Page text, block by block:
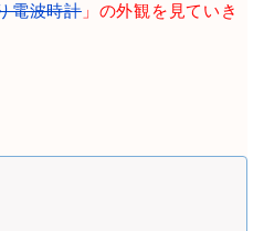
電波時計」の外観を見ていき